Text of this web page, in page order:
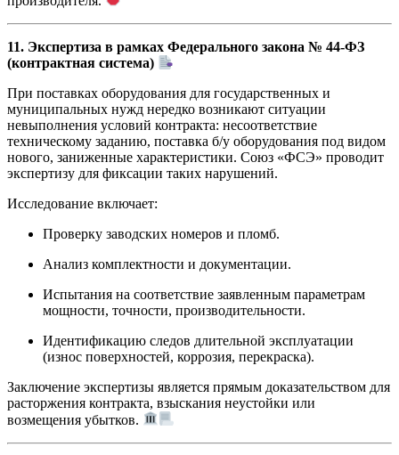
11. Экспертиза в рамках Федерального закона № 44-ФЗ
(контрактная система)
При поставках оборудования для государственных и
муниципальных нужд нередко возникают ситуации
невыполнения условий контракта: несоответствие
техническому заданию, поставка б/у оборудования под видом
нового, заниженные характеристики. Союз «ФСЭ» проводит
экспертизу для фиксации таких нарушений.
Исследование включает:
Проверку заводских номеров и пломб.
Анализ комплектности и документации.
Испытания на соответствие заявленным параметрам
мощности, точности, производительности.
Идентификацию следов длительной эксплуатации
(износ поверхностей, коррозия, перекраска).
Заключение экспертизы является прямым доказательством для
расторжения контракта, взыскания неустойки или
возмещения убытков.